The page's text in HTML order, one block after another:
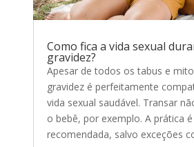
Como fica a vida sexual
gravidez?
Apesar de todos os tabus e
gravidez é perfeitamente
vida sexual saudável. Transar
o bebê, por exemplo. A prática
recomendada, salvo exceções